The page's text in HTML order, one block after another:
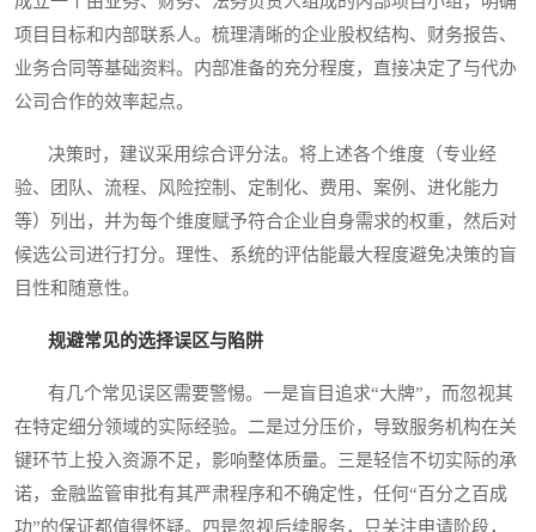
项目目标和内部联系人。梳理清晰的企业股权结构、财务报告、
业务合同等基础资料。内部准备的充分程度，直接决定了与代办
公司合作的效率起点。
决策时，建议采用综合评分法。将上述各个维度（专业经
验、团队、流程、风险控制、定制化、费用、案例、进化能力
等）列出，并为每个维度赋予符合企业自身需求的权重，然后对
候选公司进行打分。理性、系统的评估能最大程度避免决策的盲
目性和随意性。
规避常见的选择误区与陷阱
有几个常见误区需要警惕。一是盲目追求“大牌”，而忽视其
在特定细分领域的实际经验。二是过分压价，导致服务机构在关
键环节上投入资源不足，影响整体质量。三是轻信不切实际的承
诺，金融监管审批有其严肃程序和不确定性，任何“百分之百成
功”的保证都值得怀疑。四是忽视后续服务，只关注申请阶段，